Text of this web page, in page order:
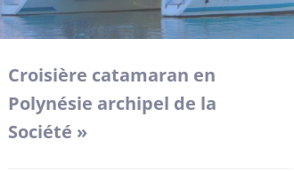
Croisière catamaran en
Polynésie archipel de la
Société »